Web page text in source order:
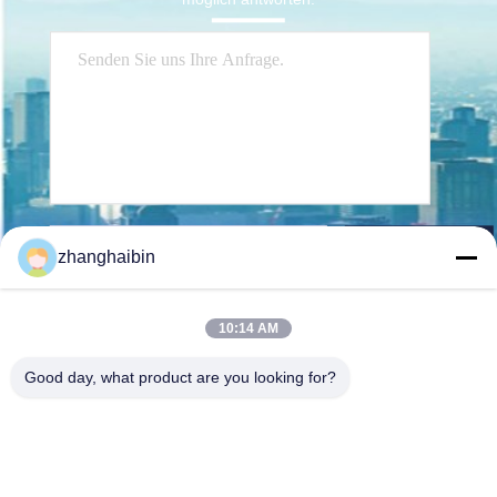
Senden Sie
zhanghaibin
10:14 AM
Good day, what product are you looking for?